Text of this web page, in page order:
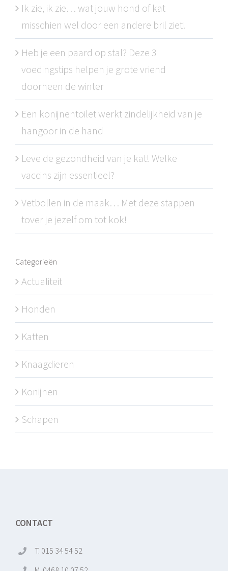
Ik zie, ik zie… wat jouw hond of kat
misschien wel door een andere bril ziet!
Heb je een paard op stal? Deze 3
voedingstips helpen je grote vriend
doorheen de winter
Een konijnentoilet werkt zindelijkheid van je
hangoor in de hand
Leve de gezondheid van je kat! Welke
vaccins zijn essentieel?
Vetbollen in de maak… Met deze stappen
tover je jezelf om tot kok!
Categorieën
Actualiteit
Honden
Katten
Knaagdieren
Konijnen
Schapen
CONTACT
T. 015 34 54 52